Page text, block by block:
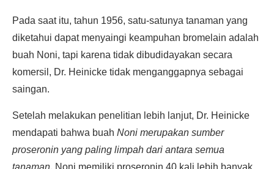
Pada saat itu, tahun 1956, satu-satunya tanaman yang
diketahui dapat menyaingi keampuhan bromelain adalah
buah Noni, tapi karena tidak dibudidayakan secara
komersil, Dr. Heinicke tidak menganggapnya sebagai
saingan.
Setelah melakukan penelitian lebih lanjut, Dr. Heinicke
mendapati bahwa buah Noni merupakan sumber
proseronin yang paling limpah dari antara semua
tanaman, Noni memiliki proseronin 40 kali lebih banyak